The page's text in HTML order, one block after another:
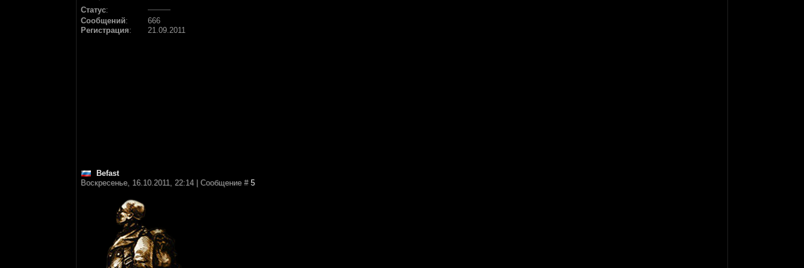
Статус:
Сообщений:
666
Регистрация: 21.09.2011
Befast
Воскресенье, 16.10.2011, 22:14 | Сообщение # 5